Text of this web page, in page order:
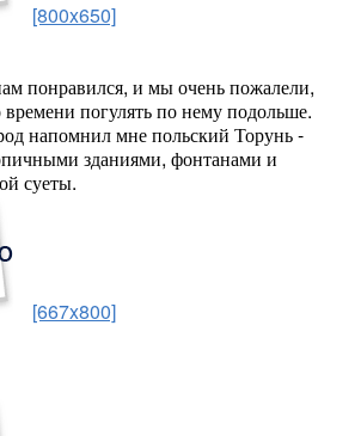
[800x650]
понравился, и мы очень пожалели,
погулять по нему подольше.
напомнил мне польский Торунь -
зданиями, фонтанами и
суеты.
[667x800]